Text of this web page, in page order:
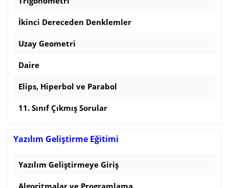
İkinci Dereceden Denklemler
Uzay Geometri
Daire
Elips, Hiperbol ve Parabol
11. Sınıf Çıkmış Sorular
Yazılım Geliştirme Eğitimi
Yazılım Geliştirmeye Giriş
Algoritmalar ve Programlama